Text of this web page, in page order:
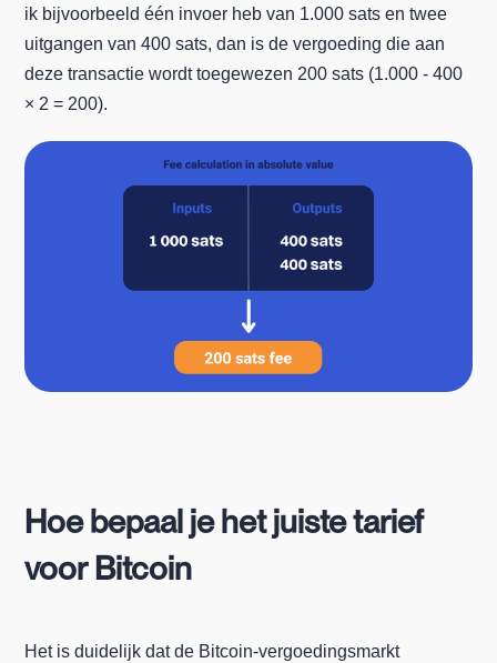
ik bijvoorbeeld één invoer heb van 1.000 sats en twee
uitgangen van 400 sats, dan is de vergoeding die aan
deze transactie wordt toegewezen 200 sats (1.000 - 400
× 2 = 200).
Hoe bepaal je het juiste tarief
voor Bitcoin
Het is duidelijk dat de Bitcoin-vergoedingsmarkt